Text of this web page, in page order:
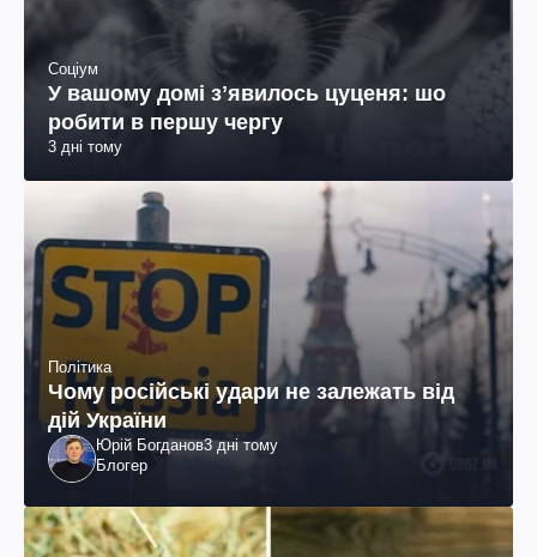
Соціум
У вашому домі зʼявилось цуценя: шо
робити в першу чергу
3 дні тому
Політика
Чому російські удари не залежать від
дій України
Юрій Богданов3 дні тому
Блогер